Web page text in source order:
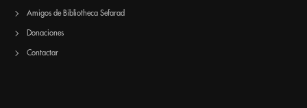
Amigos de Bibliotheca Sefarad
Donaciones
Contactar